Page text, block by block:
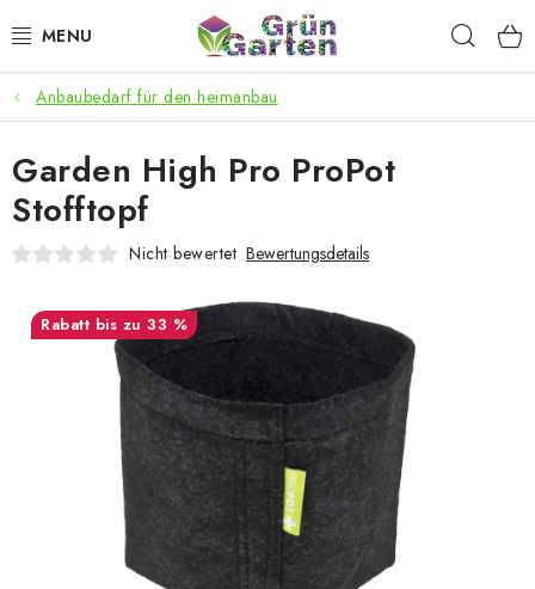
Inhalt
ANGEBOTE
LED PFLANZENLAMPEN
ANBAUBEDARF FÜR DEN HEIMANBAU
MICROGREENS
SMARTER GARTEN
Geschäftsbewertung Kaufberatung AGB
Blog
Datenschutzerklärung Impressum
Anbaubedarf für den heimanbau
Garden High Pro ProPot
Stofftopf
Nicht bewertet Bewertungsdetails
bis zu 33 %